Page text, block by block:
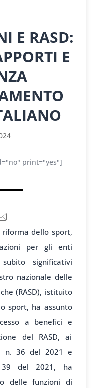
E RASD:
E
print="yes"]
riforma dello sport,
per gli enti
significativi
nazionale delle
(RASD), istituito
sport, ha assunto
a benefici e
del RASD, ai
n. 36 del 2021 e
del 2021, ha
delle funzioni di